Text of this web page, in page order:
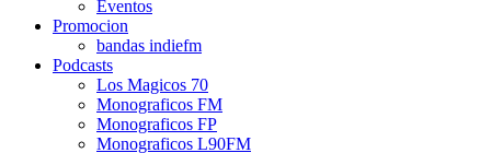
Eventos
Promocion
bandas indiefm
Podcasts
Los Magicos 70
Monograficos FM
Monograficos FP
Monograficos L90FM